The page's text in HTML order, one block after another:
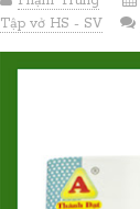
Tập vở HS - SV